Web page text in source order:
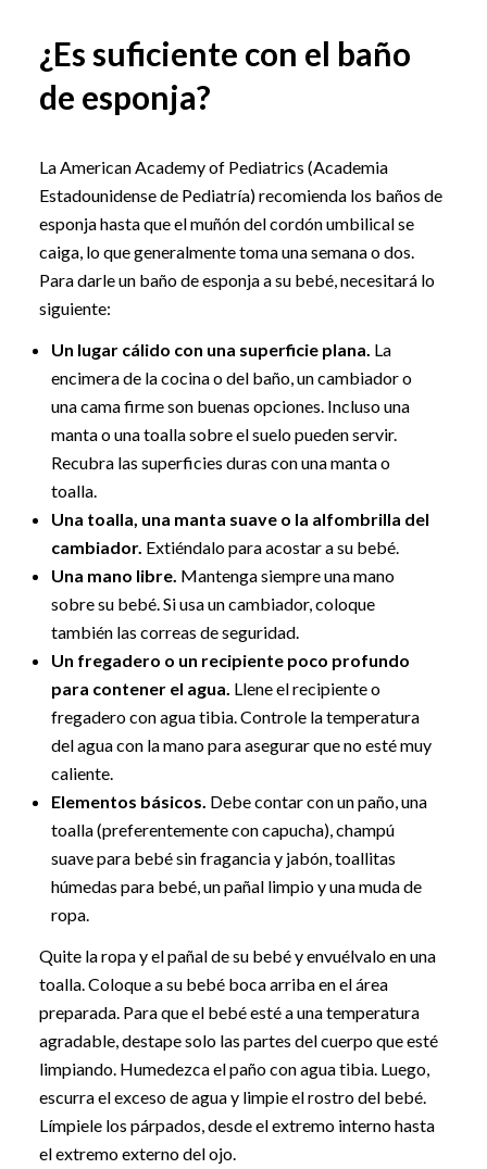
¿Es suficiente con el baño
de esponja?
La American Academy of Pediatrics (Academia
Estadounidense de Pediatría) recomienda los baños de
esponja hasta que el muñón del cordón umbilical se
caiga, lo que generalmente toma una semana o dos.
Para darle un baño de esponja a su bebé, necesitará lo
siguiente:
Un lugar cálido con una superficie plana. La
encimera de la cocina o del baño, un cambiador o
una cama firme son buenas opciones. Incluso una
manta o una toalla sobre el suelo pueden servir.
Recubra las superficies duras con una manta o
toalla.
Una toalla, una manta suave o la alfombrilla del
cambiador. Extiéndalo para acostar a su bebé.
Una mano libre. Mantenga siempre una mano
sobre su bebé. Si usa un cambiador, coloque
también las correas de seguridad.
Un fregadero o un recipiente poco profundo
para contener el agua. Llene el recipiente o
fregadero con agua tibia. Controle la temperatura
del agua con la mano para asegurar que no esté muy
caliente.
Elementos básicos. Debe contar con un paño, una
toalla (preferentemente con capucha), champú
suave para bebé sin fragancia y jabón, toallitas
húmedas para bebé, un pañal limpio y una muda de
ropa.
Quite la ropa y el pañal de su bebé y envuélvalo en una
toalla. Coloque a su bebé boca arriba en el área
preparada. Para que el bebé esté a una temperatura
agradable, destape solo las partes del cuerpo que esté
limpiando. Humedezca el paño con agua tibia. Luego,
escurra el exceso de agua y limpie el rostro del bebé.
Límpiele los párpados, desde el extremo interno hasta
el extremo externo del ojo.